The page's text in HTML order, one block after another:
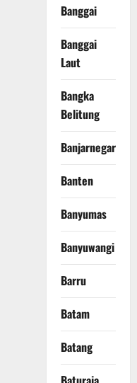
Banggai
Banggai
Laut
Bangka
Belitung
Banjarnegara
Banten
Banyumas
Banyuwangi
Barru
Batam
Batang